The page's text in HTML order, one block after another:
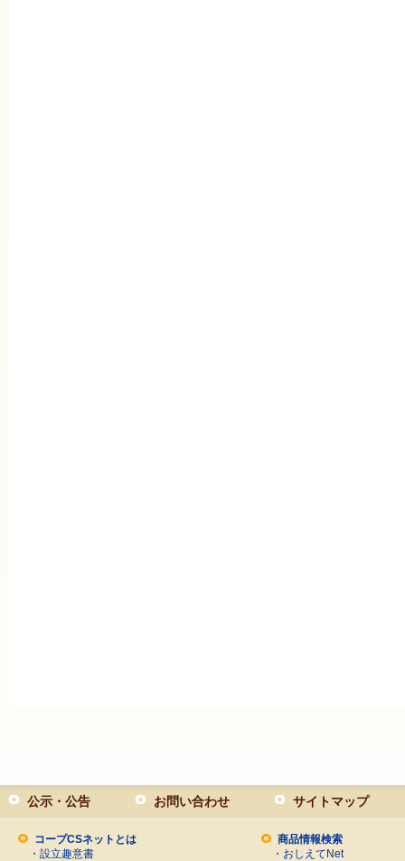
公示・公告 お問い合わせ サイトマップ
コープCSネットとは
・ 設立趣意書
商品情報検索
・ おしえてNet